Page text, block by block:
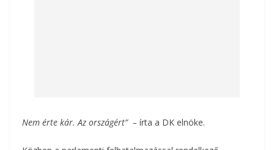
Nem érte kár. Az országért” – írta a DK elnöke.